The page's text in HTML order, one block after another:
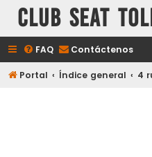
Club Seat
FAQ Contáctenos
Portal Índice general 4